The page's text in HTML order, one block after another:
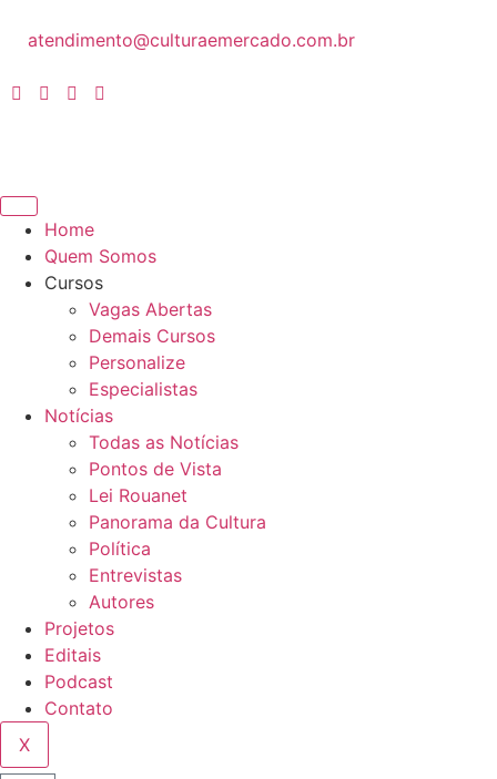
atendimento@culturaemercado.com.br
Home
Quem Somos
Cursos
Vagas Abertas
Demais Cursos
Personalize
Especialistas
Notícias
Todas as Notícias
Pontos de Vista
Lei Rouanet
Panorama da Cultura
Política
Entrevistas
Autores
Projetos
Editais
Podcast
Contato
X